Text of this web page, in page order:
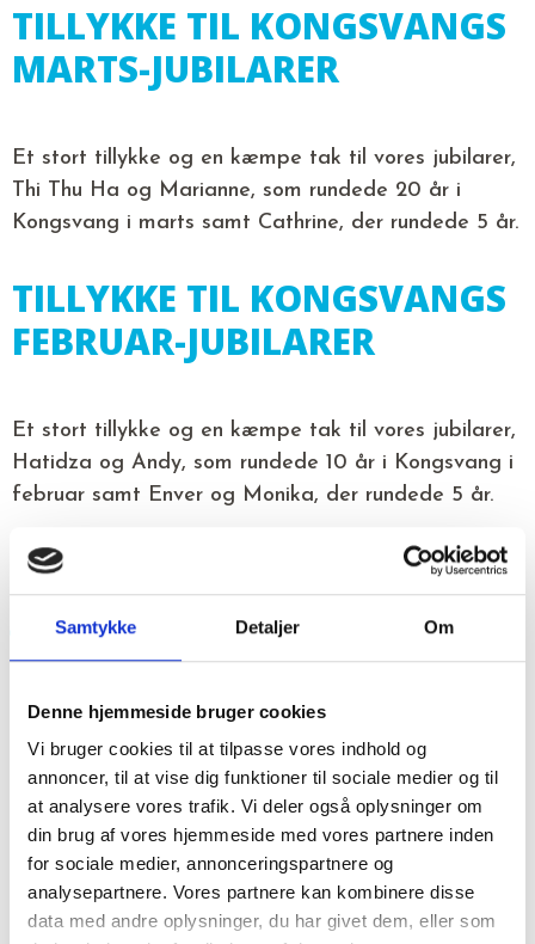
Samtykke Detaljer Om
Denne hjemmeside bruger cookies
Vi bruger cookies til at tilpasse vores indhold og
annoncer, til at vise dig funktioner til sociale medier og til
at analysere vores trafik. Vi deler også oplysninger om
din brug af vores hjemmeside med vores partnere inden
for sociale medier, annonceringspartnere og
analysepartnere. Vores partnere kan kombinere disse
data med andre oplysninger, du har givet dem, eller som
TILLYKKE TIL KONGSVANGS
MARTS-JUBILARER
Et stort tillykke og en kæmpe tak til vores jubilarer,
Thi Thu Ha og Marianne, som rundede 20 år i
Kongsvang i marts samt Cathrine, der rundede 5 år.
TILLYKKE TIL KONGSVANGS
FEBRUAR-JUBILARER
Et stort tillykke og en kæmpe tak til vores jubilarer,
Hatidza og Andy, som rundede 10 år i Kongsvang i
februar samt Enver og Monika, der rundede 5 år.
TILLYKKE TIL KONGSVANGS
JANUAR-JUBILARER
Vi sender et stort tillykke og et endnu større tak til
jubilæum i Kongsvang. Coronaen fylder stadig i
vores hverdag også på arbejdspladsen, alligevel
skal vi huske at fejre de små glæder. Vores to
dygtige medarbejdere Florina Cionca og Vasile-
Daniel Crilia rundede denne måned 5 år i
Kongsvang […]